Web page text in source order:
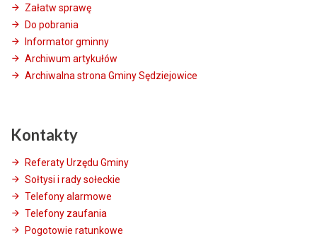
Załatw sprawę
Do pobrania
Informator gminny
Archiwum artykułów
Archiwalna strona Gminy Sędziejowice
Kontakty
Referaty Urzędu Gminy
Sołtysi i rady sołeckie
Telefony alarmowe
Telefony zaufania
Pogotowie ratunkowe